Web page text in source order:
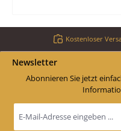
Kostenloser
Newsletter
Abonnieren Sie jetzt
Mail-